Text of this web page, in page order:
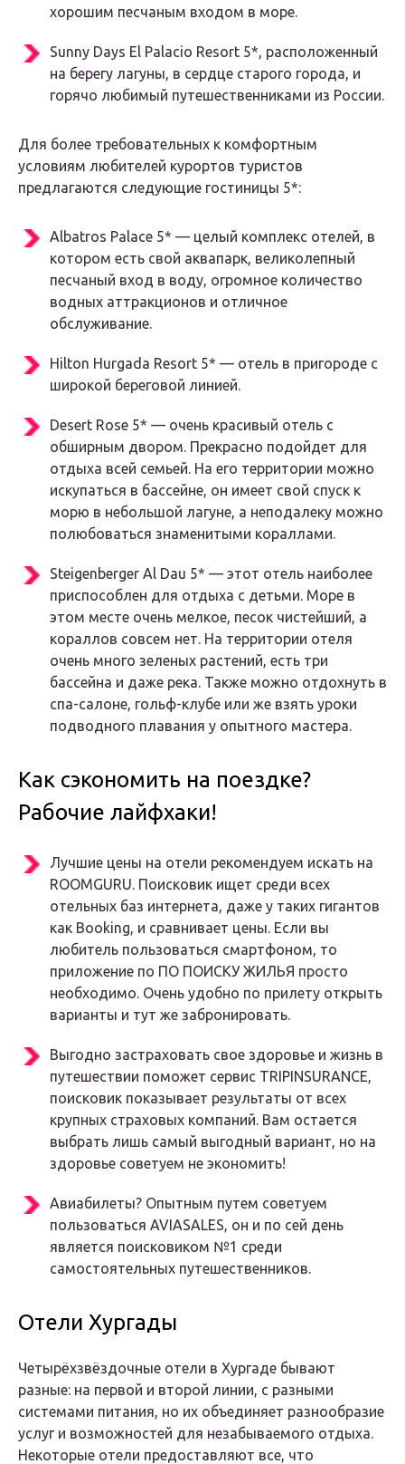
хорошим песчаным входом в море.
Sunny Days El Palacio Resort 5*, расположенный
на берегу лагуны, в сердце старого города, и
горячо любимый путешественниками из России.
Для более требовательных к комфортным
условиям любителей курортов туристов
предлагаются следующие гостиницы 5*:
Albatros Palace 5* — целый комплекс отелей, в
котором есть свой аквапарк, великолепный
песчаный вход в воду, огромное количество
водных аттракционов и отличное
обслуживание.
Hilton Hurgada Resort 5* — отель в пригороде с
широкой береговой линией.
Desert Rose 5* — очень красивый отель с
обширным двором. Прекрасно подойдет для
отдыха всей семьей. На его территории можно
искупаться в бассейне, он имеет свой спуск к
морю в небольшой лагуне, а неподалеку можно
полюбоваться знаменитыми кораллами.
Steigenberger Al Dau 5* — этот отель наиболее
приспособлен для отдыха с детьми. Море в
этом месте очень мелкое, песок чистейший, а
кораллов совсем нет. На территории отеля
очень много зеленых растений, есть три
бассейна и даже река. Также можно отдохнуть в
спа-салоне, гольф-клубе или же взять уроки
подводного плавания у опытного мастера.
Как сэкономить на поездке?
Рабочие лайфхаки!
Лучшие цены на отели рекомендуем искать на
ROOMGURU. Поисковик ищет среди всех
отельных баз интернета, даже у таких гигантов
как Booking, и сравнивает цены. Если вы
любитель пользоваться смартфоном, то
приложение по ПО ПОИСКУ ЖИЛЬЯ просто
необходимо. Очень удобно по прилету открыть
варианты и тут же забронировать.
Выгодно застраховать свое здоровье и жизнь в
путешествии поможет сервис TRIPINSURANCE,
поисковик показывает результаты от всех
крупных страховых компаний. Вам остается
выбрать лишь самый выгодный вариант, но на
здоровье советуем не экономить!
Авиабилеты? Опытным путем советуем
пользоваться AVIASALES, он и по сей день
является поисковиком №1 среди
самостоятельных путешественников.
Отели Хургады
Четырёхзвёздочные отели в Хургаде бывают
разные: на первой и второй линии, с разными
системами питания, но их объединяет разнообразие
услуг и возможностей для незабываемого отдыха.
Некоторые отели предоставляют все, что